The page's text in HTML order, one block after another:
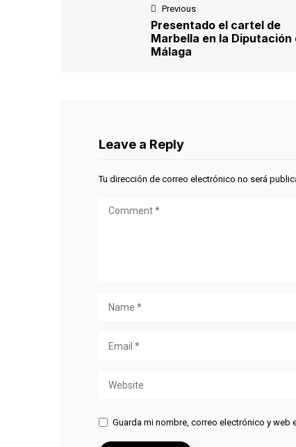
Previous
Presentado el cartel de
Marbella en la Diputación
Málaga
Leave a Reply
Tu dirección de correo electrónico no será
Guarda mi nombre, correo electrónico y web